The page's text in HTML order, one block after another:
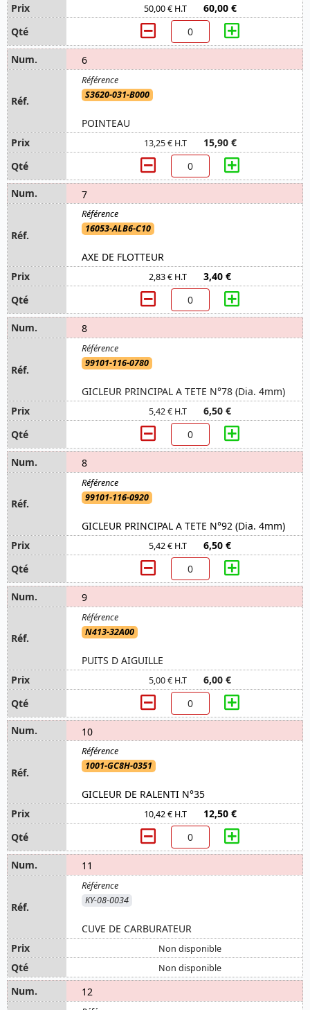
50,00 € H.T 60,00 €
6
S3620-031-B000
POINTEAU
13,25 € H.T 15,90 €
7
16053-ALB6-C10
AXE DE FLOTTEUR
2,83 € H.T 3,40 €
8
99101-116-0780
GICLEUR PRINCIPAL A TETE N°78 (Dia. 4mm)
5,42 € H.T 6,50 €
8
99101-116-0920
GICLEUR PRINCIPAL A TETE N°92 (Dia. 4mm)
5,42 € H.T 6,50 €
9
N413-32A00
PUITS D AIGUILLE
5,00 € H.T 6,00 €
10
1001-GC8H-0351
GICLEUR DE RALENTI N°35
10,42 € H.T 12,50 €
11
KY-08-0034
CUVE DE CARBURATEUR
Non disponible
Non disponible
12